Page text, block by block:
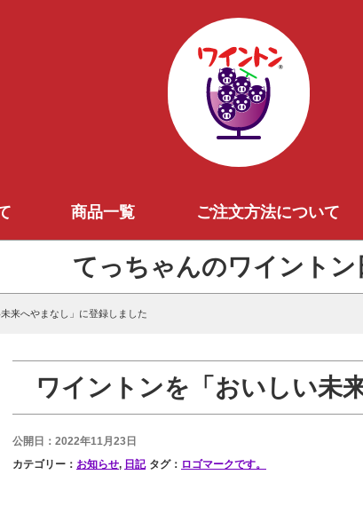
商品一覧 ご注文方法について
てっちゃんのワイントン
来へやまなし」に登録しました
ワイントンを「おいしい未
公開日：2022年11月23日
カテゴリー： お知らせ, 日記 タグ： ロゴマークです。